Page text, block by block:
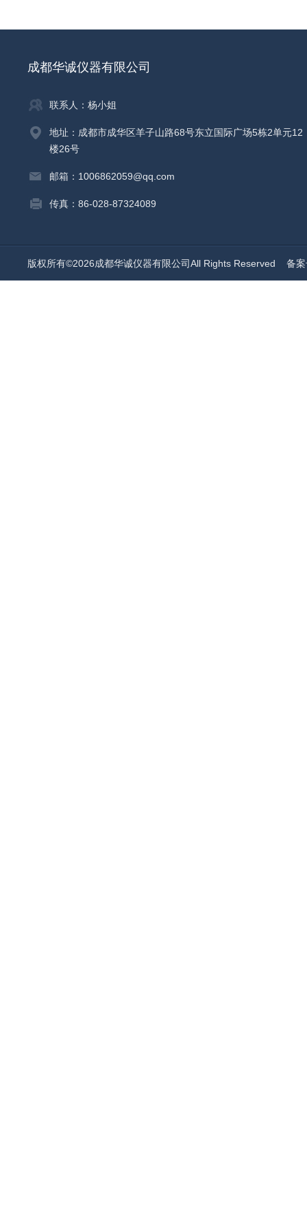
成都华诚仪器有限公司
联系人：杨小姐
地址：成都市成华区羊子山路68号东立国际广场5栋2单元12
楼26号
邮箱：1006862059@qq.com
传真：86-028-87324089
版权所有©2026成都华诚仪器有限公司All Rights Reserved 备